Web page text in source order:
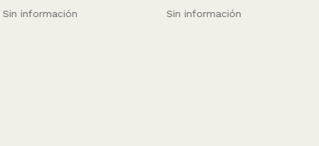
Sin información Sin información